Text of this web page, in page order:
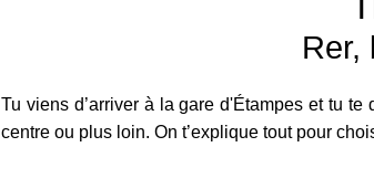
Rer,
Tu viens d’arriver à la gare d'Étampes et tu
centre ou plus loin. On t’explique tout pour